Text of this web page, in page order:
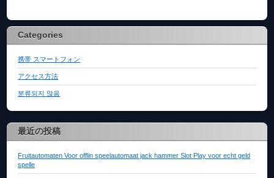
Categories
携帯 スマートフォン
アクセス方法
분류되지 않음
最近の投稿
Fruitautomaten Voor offlin speelautomaat jack hammer Slot Play voor echt geld
spelle